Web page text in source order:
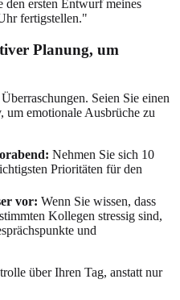
ersten Entwurf meines
fertigstellen."
Planung, um
Seien Sie einen
um emotionale Ausbrüche zu
Nehmen Sie sich 10
Prioritäten für den
vor: Wenn Sie wissen, dass
Kollegen stressig sind,
und
über Ihren Tag, anstatt nur